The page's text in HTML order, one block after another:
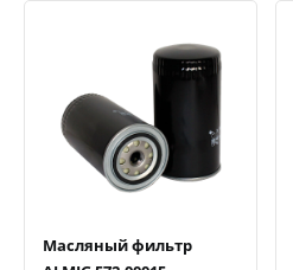
Быстрый просмотрДобавить к сравнению
Добавить в избранное
Масляный фильтр